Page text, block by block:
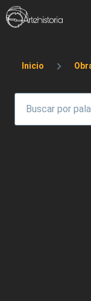
Pasar al contenido
Inicio